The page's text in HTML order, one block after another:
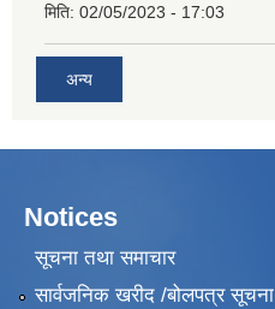
मिति: 02/05/2023 - 17:03
अन्य
Notices
सूचना तथा समाचार
सार्वजनिक खरीद /बोलपत्र सूचना